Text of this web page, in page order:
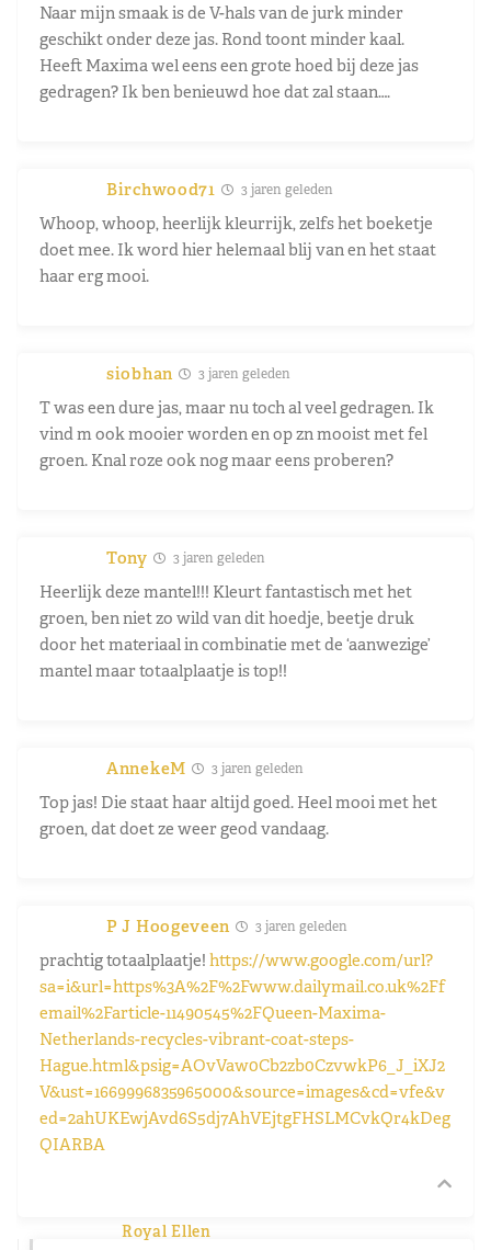
Naar mijn smaak is de V-hals van de jurk minder
geschikt onder deze jas. Rond toont minder kaal.
Heeft Maxima wel eens een grote hoed bij deze jas
gedragen? Ik ben benieuwd hoe dat zal staan….
Birchwood71 3 jaren geleden
Whoop, whoop, heerlijk kleurrijk, zelfs het boeketje
doet mee. Ik word hier helemaal blij van en het staat
haar erg mooi.
siobhan 3 jaren geleden
T was een dure jas, maar nu toch al veel gedragen. Ik
vind m ook mooier worden en op zn mooist met fel
groen. Knal roze ook nog maar eens proberen?
Tony 3 jaren geleden
Heerlijk deze mantel!!! Kleurt fantastisch met het
groen, ben niet zo wild van dit hoedje, beetje druk
door het materiaal in combinatie met de ‘aanwezige’
mantel maar totaalplaatje is top!!
AnnekeM 3 jaren geleden
Top jas! Die staat haar altijd goed. Heel mooi met het
groen, dat doet ze weer geod vandaag.
P J Hoogeveen 3 jaren geleden
prachtig totaalplaatje! https://www.google.com/url?
sa=i&url=https%3A%2F%2Fwww.dailymail.co.uk%2Ff
email%2Farticle-11490545%2FQueen-Maxima-
Netherlands-recycles-vibrant-coat-steps-
Hague.html&psig=AOvVaw0Cb2zb0CzvwkP6_J_iXJ2
V&ust=1669996835965000&source=images&cd=vfe&v
ed=2ahUKEwjAvd6S5dj7AhVEjtgFHSLMCvkQr4kDeg
QIARBA
Royal Ellen